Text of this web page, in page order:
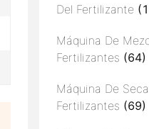
Del Fertilizante
Máquina De
Fertilizantes (64)
Máquina De
Fertilizantes (69)